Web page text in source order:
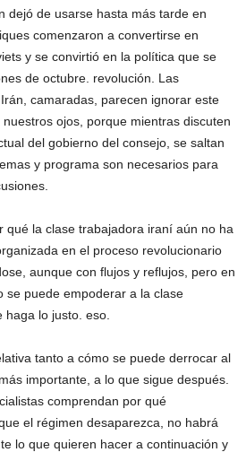
dejó de usarse hasta más tarde en
comenzaron a convertirse en
y se convirtió en la política que se
de octubre. revolución. Las
camaradas, parecen ignorar este
ojos, porque mientras discuten
del gobierno del consejo, se saltan
y programa son necesarios para
qué la clase trabajadora iraní aún no ha
en el proceso revolucionario
aunque con flujos y reflujos, pero en
se puede empoderar a la clase
lo justo. eso.
tanto a cómo se puede derrocar al
importante, a lo que sigue después.
comprendan por qué
el régimen desaparezca, no habrá
lo que quieren hacer a continuación y